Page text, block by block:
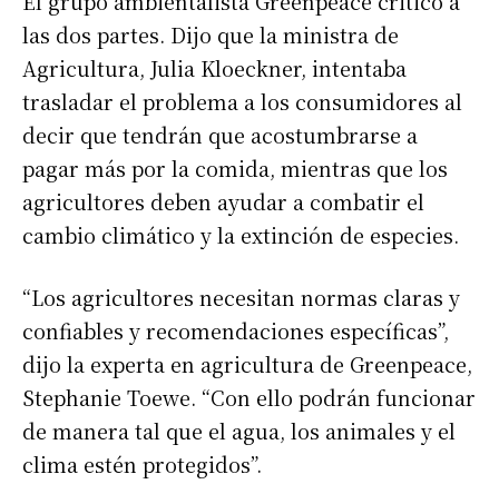
las dos partes. Dijo que la ministra de
Agricultura, Julia Kloeckner, intentaba
trasladar el problema a los consumidores al
decir que tendrán que acostumbrarse a
pagar más por la comida, mientras que los
agricultores deben ayudar a combatir el
cambio climático y la extinción de especies.
“Los agricultores necesitan normas claras y
confiables y recomendaciones específicas”,
dijo la experta en agricultura de Greenpeace,
Stephanie Toewe. “Con ello podrán funcionar
de manera tal que el agua, los animales y el
clima estén protegidos”.